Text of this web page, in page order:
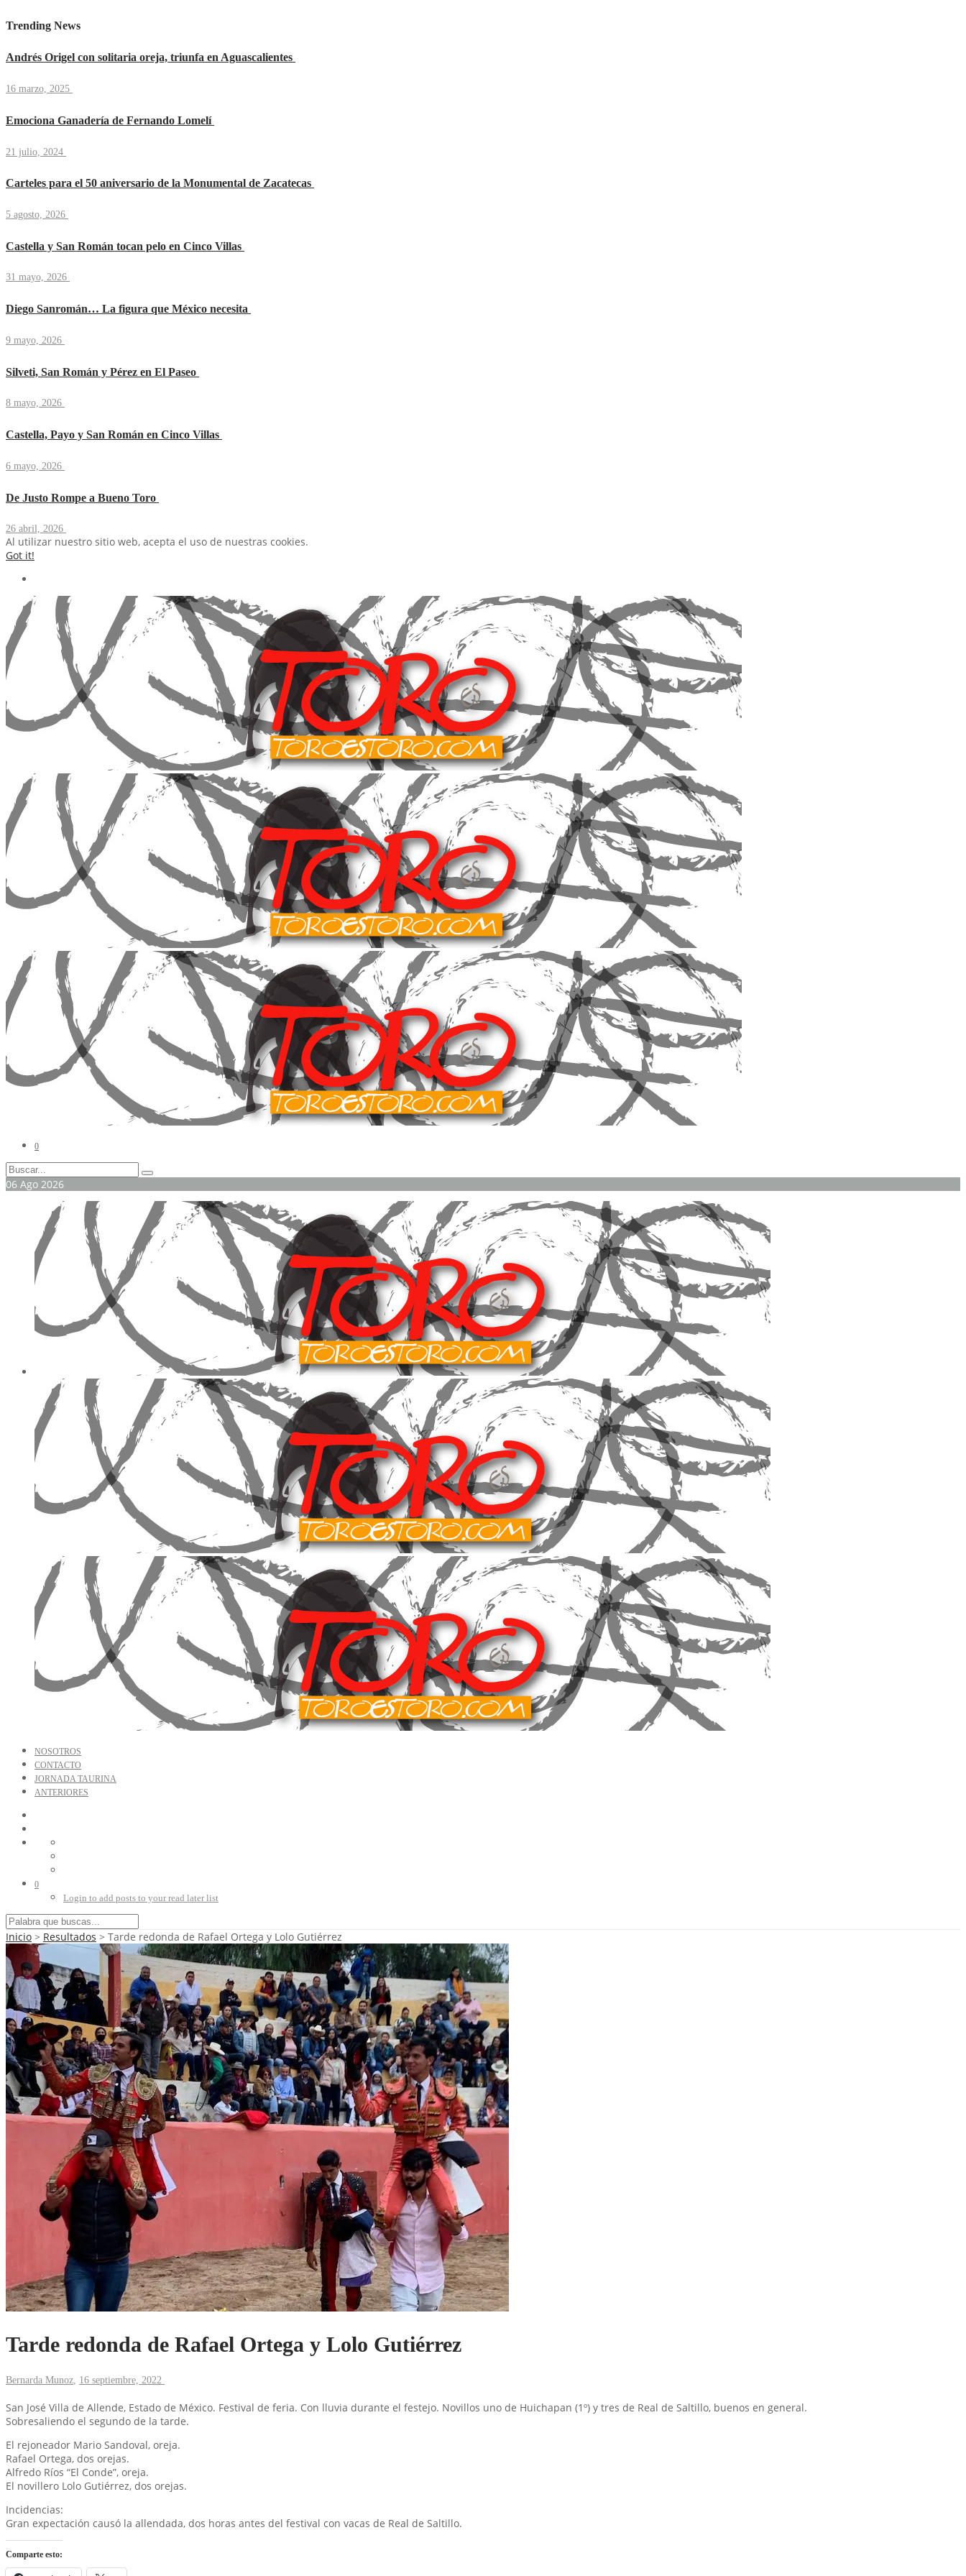
Trending News
Andrés Origel con solitaria oreja, triunfa en Aguascalientes
16 marzo, 2025
Emociona Ganadería de Fernando Lomelí
21 julio, 2024
Carteles para el 50 aniversario de la Monumental de Zacatecas
5 agosto, 2026
Castella y San Román tocan pelo en Cinco Villas
31 mayo, 2026
Diego Sanromán… La figura que México necesita
9 mayo, 2026
Silveti, San Román y Pérez en El Paseo
8 mayo, 2026
Castella, Payo y San Román en Cinco Villas
6 mayo, 2026
De Justo Rompe a Bueno Toro
26 abril, 2026
Al utilizar nuestro sitio web, acepta el uso de nuestras cookies.
Got it!
0
06 Ago 2026
NOSOTROS
CONTACTO
JORNADA TAURINA
ANTERIORES
0
Login to add posts to your read later list
Inicio > Resultados > Tarde redonda de Rafael Ortega y Lolo Gutiérrez
Tarde redonda de Rafael Ortega y Lolo Gutiérrez
Bernarda Munoz, 16 septiembre, 2022
San José Villa de Allende, Estado de México. Festival de feria. Con lluvia durante el festejo. Novillos uno de Huichapan (1º) y tres de Real de Saltillo, buenos en general.
Sobresaliendo el segundo de la tarde.
El rejoneador Mario Sandoval, oreja.
Rafael Ortega, dos orejas.
Alfredo Ríos “El Conde”, oreja.
El novillero Lolo Gutiérrez, dos orejas.
Incidencias:
Gran expectación causó la allendada, dos horas antes del festival con vacas de Real de Saltillo.
Comparte esto: